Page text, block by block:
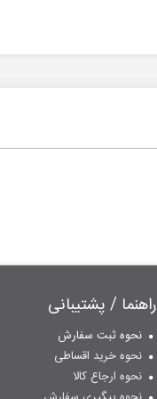
راهنما / پشتیبانی
نحوه ثبت سفارش
نحوه خرید اقساطی
نحوه ارجاع کالا